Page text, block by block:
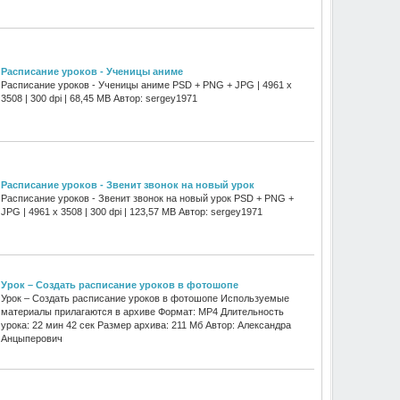
Расписание уроков - Ученицы аниме
Расписание уроков - Ученицы аниме PSD + PNG + JPG | 4961 x
3508 | 300 dpi | 68,45 MB Автор: sergey1971
Расписание уроков - Звенит звонок на новый урок
Расписание уроков - Звенит звонок на новый урок PSD + PNG +
JPG | 4961 x 3508 | 300 dpi | 123,57 MB Автор: sergey1971
Урок – Создать расписание уроков в фотошопе
Урок – Создать расписание уроков в фотошопе Используемые
материалы прилагаются в архиве Формат: MP4 Длительность
урока: 22 мин 42 сек Размер архива: 211 Мб Автор: Александра
Анцыперович